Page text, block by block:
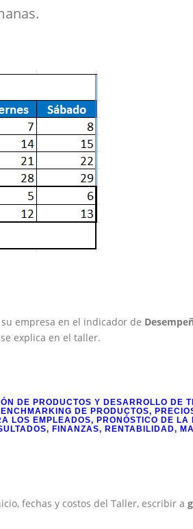
empresa en el indicador de
explica en el taller.
DE PRODUCTOS Y DESARROLLO DE
DE PRODUCTOS,
LOS EMPLEADOS, PRONÓSTICO DE
FINANZAS, RENTABILIDAD,
fechas y costos del Taller, escribir a